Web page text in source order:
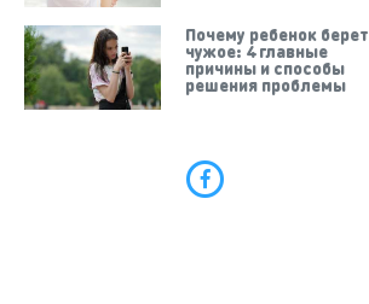
Почему ребенок берет
чужое: 4 главные
причины и способы
решения проблемы